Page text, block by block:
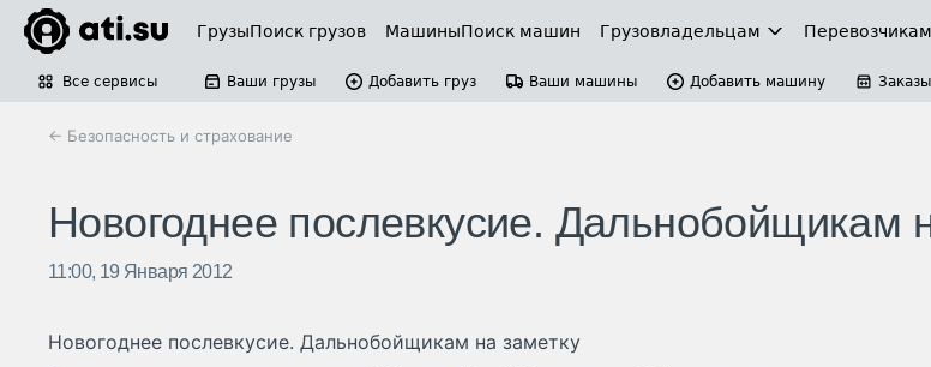
ГрузыПоиск грузов МашиныПоиск машин Грузовладельцам Перевозчикам
Все сервисы Ваши грузы Добавить груз Ваши машины Добавить машину Заказы
← Безопасность и страхование
Новогоднее послевкусие. Дальнобойщикам
11:00, 19 Января 2012
Новогоднее послевкусие. Дальнобойщикам на заметку